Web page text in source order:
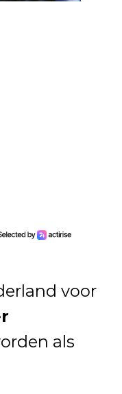
voor
als